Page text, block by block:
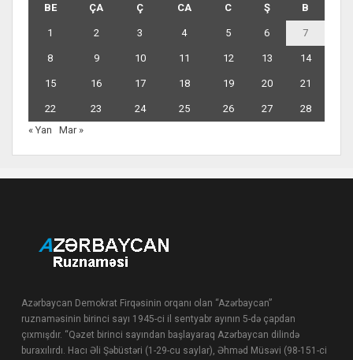
BE ÇA Ç CA C Ş B
1 2 3 4 5 6 7
8 9 10 11 12 13 14
15 16 17 18 19 20 21
22 23 24 25 26 27
28
« Yan
Mar »
Azərbaycan Demokrat Firqəsinin orqanı olan “Azərbaycan”
ruznaməsinin birinci sayı 1945-ci il sentyabr ayının 5-də çapdan
çıxmışdır. “Qəzet birinci sayından başlayaraq Azərbaycan dilində
buraxılırdı. Hacı Əli Şəbüstəri (1-29-cu saylar), Əhməd Müsəvi (98-151-ci